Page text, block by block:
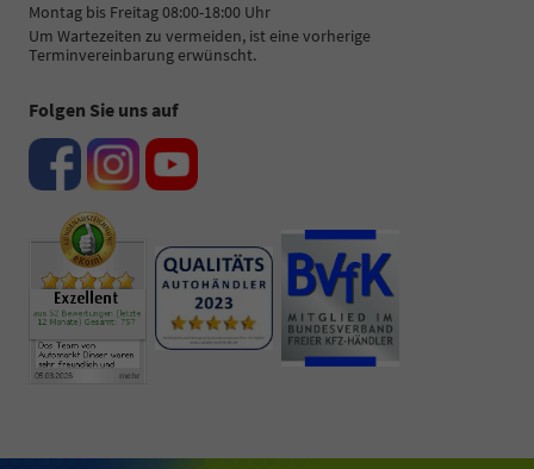
Montag bis Freitag 08:00-18:00 Uhr
Um Wartezeiten zu vermeiden, ist eine vorherige
Terminvereinbarung erwünscht.
Folgen Sie uns auf